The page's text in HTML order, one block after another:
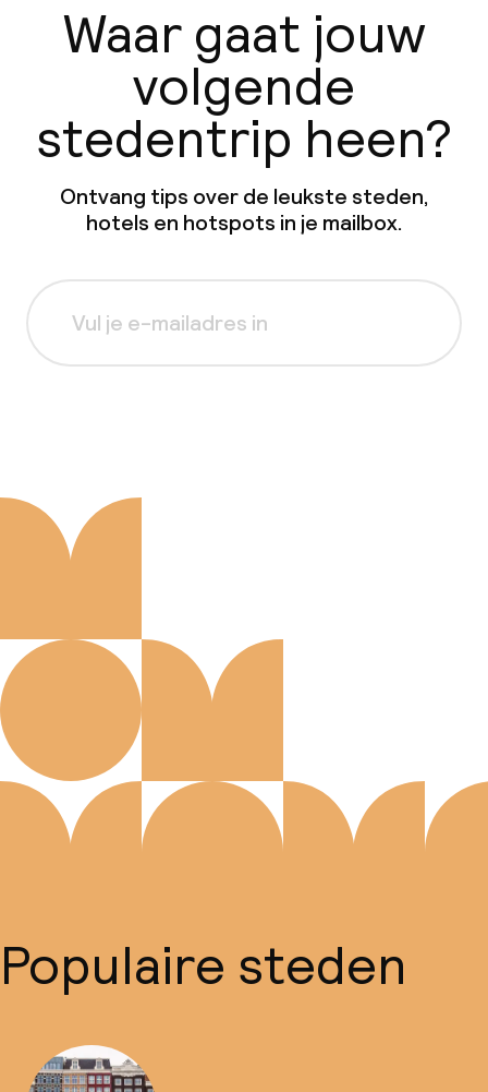
Waar gaat jouw
volgende
stedentrip heen?
Ontvang tips over de leukste steden,
hotels en hotspots in je mailbox.
Populaire steden